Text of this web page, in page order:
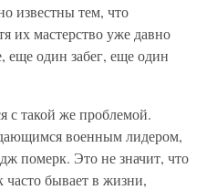
известны тем, что
их мастерство уже давно
еще один забег, еще один
с такой же проблемой.
военным лидером,
померк. Это не значит, что
часто бывает в жизни,